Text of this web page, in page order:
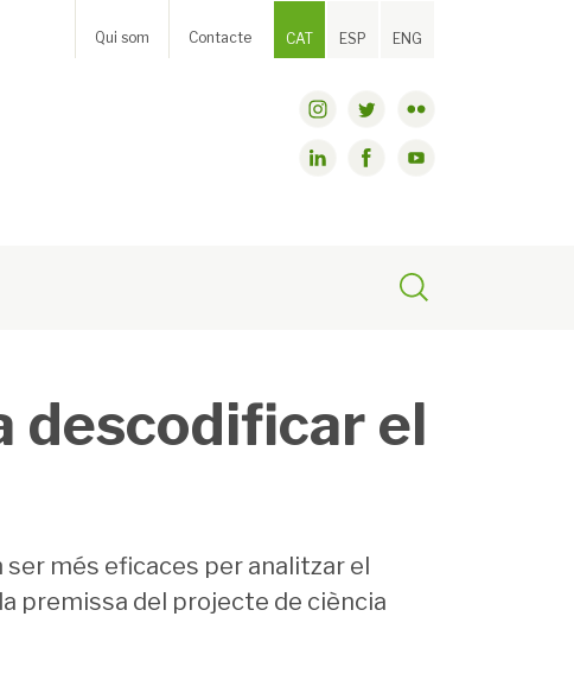
CAT ESP ENG
Qui som Contacte
descodificar el
més eficaces per analitzar el
premissa del projecte de ciència